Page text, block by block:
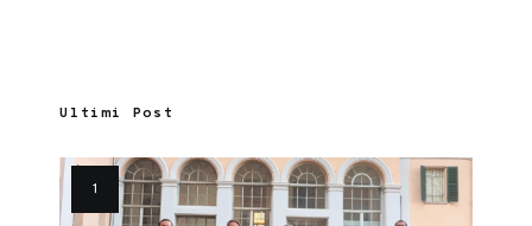
Ultimi Post